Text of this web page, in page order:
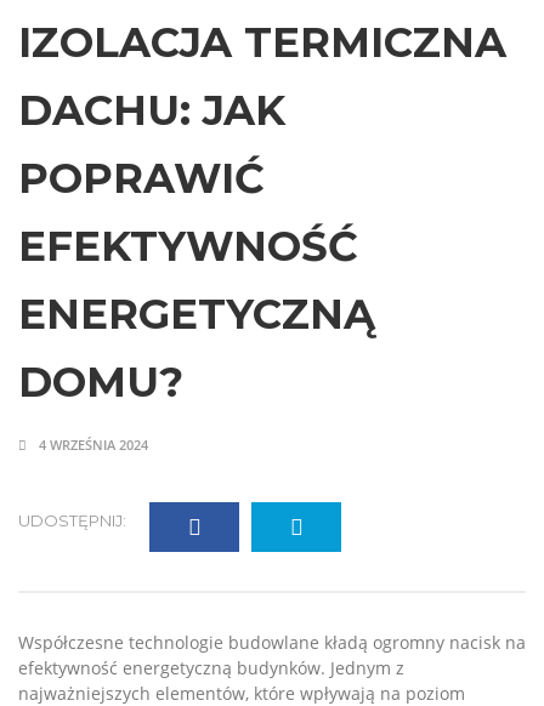
IZOLACJA TERMICZNA
DACHU: JAK
POPRAWIĆ
EFEKTYWNOŚĆ
ENERGETYCZNĄ
DOMU?
4 WRZEŚNIA 2024
UDOSTĘPNIJ:
Współczesne technologie budowlane kładą ogromny nacisk na
efektywność energetyczną budynków. Jednym z
najważniejszych elementów, które wpływają na poziom